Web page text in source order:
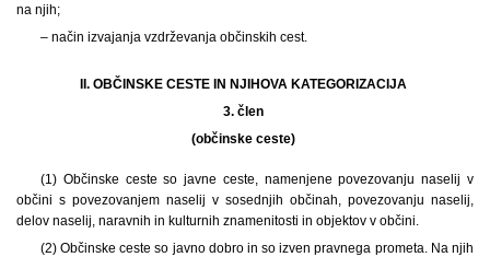
na njih;
– način izvajanja vzdrževanja občinskih cest.
II. OBČINSKE CESTE IN NJIHOVA KATEGORIZACIJA
3. člen
(občinske ceste)
(1) Občinske ceste so javne ceste, namenjene povezovanju naselij v
občini s povezovanjem naselij v sosednjih občinah, povezovanju naselij,
delov naselij, naravnih in kulturnih znamenitosti in objektov v občini.
(2) Občinske ceste so javno dobro in so izven pravnega prometa. Na njih